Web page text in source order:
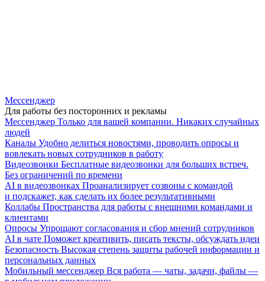
Мессенджер
Для работы без посторонних и рекламы
Мессенджер Только для вашей компании. Никаких случайных
людей
Каналы Удобно делиться новостями, проводить опросы и
вовлекать новых сотрудников в работу
Видеозвонки Бесплатные видеозвонки для больших встреч.
Без ограничений по времени
AI в видеозвонках Проанализирует созвоны с командой
и подскажет, как сделать их более результативными
Коллабы Пространства для работы с внешними командами и
клиентами
Опросы Упрощают согласования и сбор мнений сотрудников
AI в чате Поможет креативить, писать тексты, обсуждать идеи
Безопасность Высокая степень защиты рабочей информации и
персональных данных
Мобильный мессенджер Вся работа — чаты, задачи, файлы —